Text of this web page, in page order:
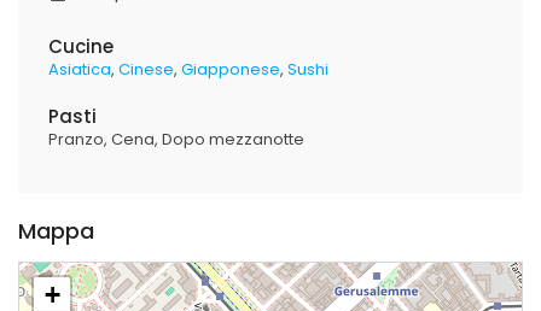
Cucine
Asiatica Cinese Giapponese Sushi
Pasti
Pranzo Cena Dopo mezzanotte
Mappa
+